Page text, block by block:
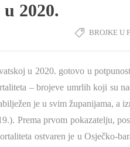
2020.
BROJKE U
u 2020. gotovo u
– brojeve umrlih koji su
je u svim županijama, a
Prema prvom pokazatelju,
ostvaren je u Osječko-